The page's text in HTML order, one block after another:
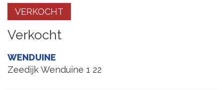
VERKOCHT
Verkocht
WENDUINE
Zeedijk Wenduine 1 22